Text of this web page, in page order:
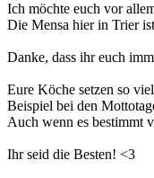
Ich möchte euch vor
Die Mensa hier in Trier
Danke, dass ihr euch
Eure Köche setzen so
Beispiel bei den
Auch wenn es bestimmt
Ihr seid die Besten! <3